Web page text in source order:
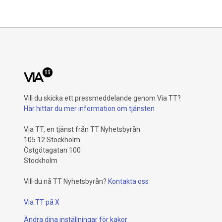
Vill du skicka ett pressmeddelande genom Via TT?
Här hittar du mer information om tjänsten
Via TT, en tjänst från TT Nyhetsbyrån
105 12 Stockholm
Östgötagatan 100
Stockholm
Vill du nå TT Nyhetsbyrån? Kontakta oss
Via TT på X
Ändra dina inställningar för kakor